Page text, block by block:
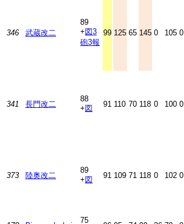
346 武蔵改二
89
+ 図3
砲3報
99 125 65 145 0 105 0
341 長門改二
88
+ 図 91 110 70 118 0 100 0
373 陸奥改二
89
+ 図 91 109 71 118 0 102 0
75